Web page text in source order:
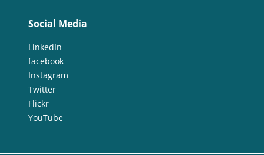
Social Media
LinkedIn
facebook
Instagram
Twitter
Flickr
YouTube